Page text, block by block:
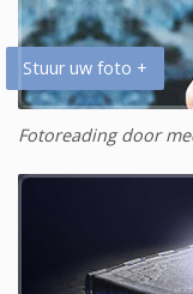
Stuur uw foto +
Fotoreading door